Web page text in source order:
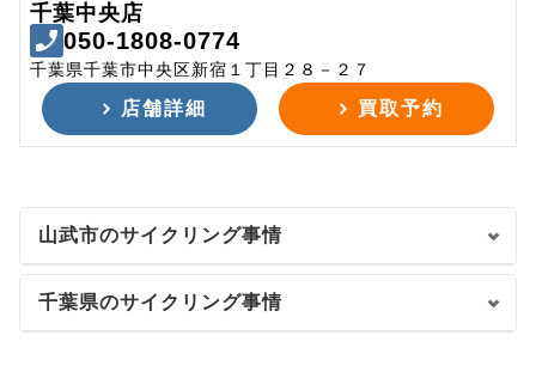
千葉中央店
050-1808-0774
千葉県千葉市中央区新宿１丁目２８－２７
店舗詳細 買取予約
山武市のサイクリング事情
千葉県のサイクリング事情